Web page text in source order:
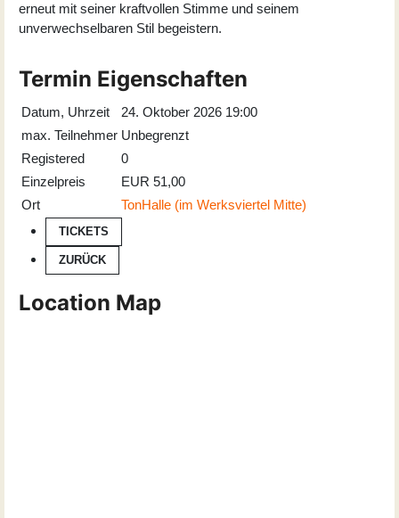
erneut mit seiner kraftvollen Stimme und seinem
unverwechselbaren Stil begeistern.
Termin Eigenschaften
Datum, Uhrzeit
24. Oktober 2026 19:00
max. Teilnehmer Unbegrenzt
Registered
0
Einzelpreis
EUR 51,00
Ort
TonHalle (im Werksviertel Mitte)
TICKETS
ZURÜCK
Location Map